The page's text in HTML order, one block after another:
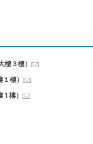
３樓）
樓）
樓）